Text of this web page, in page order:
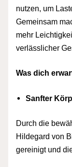
nutzen, um
Gemeinsam
mehr
verlässlicher
Was dich
Sanfter
Durch die
Hildegard von
gereinigt und